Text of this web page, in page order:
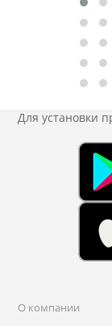
Для установки
О компании